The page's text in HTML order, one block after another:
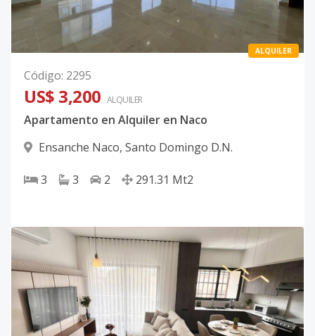
ALQUILER
Código: 2295
US$ 3,200 ALQUILER
Apartamento en Alquiler en Naco
Ensanche Naco, Santo Domingo D.N.
3 3 2 291.31 Mt2